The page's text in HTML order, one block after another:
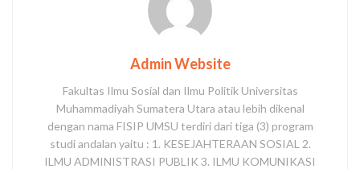
Admin Website
Fakultas Ilmu Sosial dan Ilmu Politik Universitas
Muhammadiyah Sumatera Utara atau lebih dikenal
dengan nama FISIP UMSU terdiri dari tiga (3) program
studi andalan yaitu : 1. KESEJAHTERAAN SOSIAL 2.
ILMU ADMINISTRASI PUBLIK 3. ILMU KOMUNIKASI